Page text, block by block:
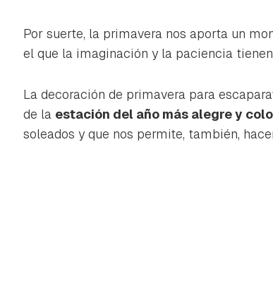
INICIAR
Por suerte, la primavera nos aporta un
el que la imaginación y la paciencia
La decoración de primavera para
de la estación del año más alegre y
soleados y que nos permite, también,